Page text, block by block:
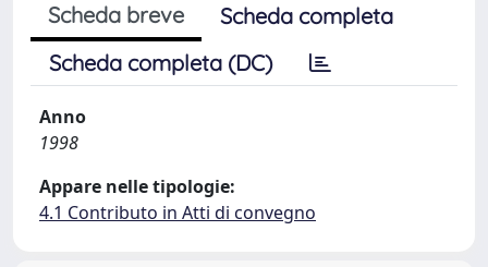
Scheda breve
Scheda completa
Scheda completa (DC)
Anno
1998
Appare nelle tipologie:
4.1 Contributo in Atti di convegno